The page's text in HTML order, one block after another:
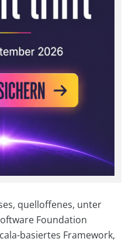
quelloffenes, unter
Foundation
basiertes Framework,